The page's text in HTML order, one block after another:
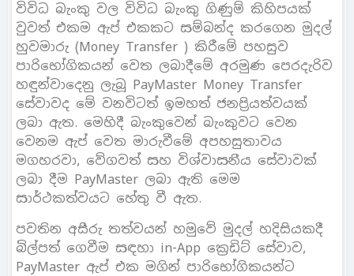
විවිධ බැංකු වල විවිධ බැංකු ගිණුම් කිහිපයක්
වුවත් එකම ඇප් එකකට සම්බන්ද කරගෙන මුදල්
හුවමාරු (Money Transfer ) කිරීමේ පහසුව
පාරිභෝගිකයන් වෙත ලබාදීමේ අරමුණ පෙරදැරිව
හඳුන්වාදෙනු ලැබූ PayMaster Money Transfer
සේවාවද මේ වනවිටත් ඉමහත් ජනප්‍රියත්වයක්
ලබා ඇත. මෙහිදී බැංකුවෙන් බැංකුවට වෙන
වෙනම ඇප් වෙත මාරුවීමේ අපහසුතාවය
මගහරවා, වේගවත් සහ විශ්වාසනීය සේවාවක්
ලබා දීම PayMaster ලබා ඇති මෙම
සාර්ථකත්වයට හේතු වී ඇත.
පවතින අසීරු තත්වයන් හමුවේ මුදල් හදිසියකදී
බිල්පත් ගෙවීම සඳහා in-App ක්‍රෙඩිට් සේවාව,
PayMaster ඇප් එක මගින් පාරිභෝගිකයන්ට